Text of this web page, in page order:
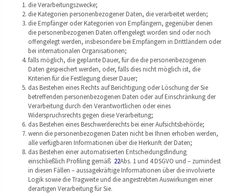
die Verarbeitungszwecke;
die Kategorien personenbezogener Daten, die verarbeitet werden;
die Empfänger oder Kategorien von Empfängern, gegenüber denen
die personenbezogenen Daten offengelegt worden sind oder noch
offengelegt werden, insbesondere bei Empfängern in Drittländern oder
bei internationalen Organisationen;
falls möglich, die geplante Dauer, für die die personenbezogenen
Daten gespeichert werden, oder, falls dies nicht möglich ist, die
Kriterien für die Festlegung dieser Dauer;
das Bestehen eines Rechts auf Berichtigung oder Löschung der Sie
betreffenden personenbezogenen Daten oder auf Einschränkung der
Verarbeitung durch den Verantwortlichen oder eines
Widerspruchsrechts gegen diese Verarbeitung;
das Bestehen eines Beschwerderechts bei einer Aufsichtsbehörde;
wenn die personenbezogenen Daten nicht bei Ihnen erhoben werden,
alle verfügbaren Informationen über die Herkunft der Daten;
das Bestehen einer automatisierten Entscheidungsfindung
einschließlich Profiling gemäß 22Abs. 1 und 4 DSGVO und – zumindest
in diesen Fällen – aussagekräftige Informationen über die involvierte
Logik sowie die Tragweite und die angestrebten Auswirkungen einer
derartigen Verarbeitung für Sie.